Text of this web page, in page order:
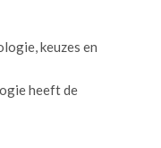
keuzes en
heeft de